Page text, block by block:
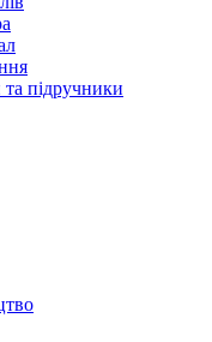
підручники